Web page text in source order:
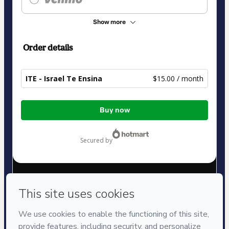
Show more
Order details
ITE - Israel Te Ensina $15.00 / month
Total
Buy now
secured by
Can't complete this purchase? Please visit our Help Center
provide the code below: